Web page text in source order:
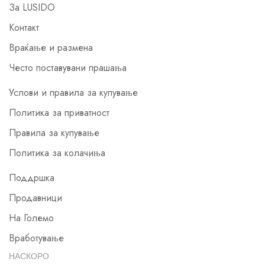
За LUSIDO
Контакт
Враќање и размена
Често поставувани прашања
Услови и правила за купување
Политика за приватност
Правила за купување
Политика за колачиња
Поддршка
Продавници
На Големо
Вработување
НАСКОРО